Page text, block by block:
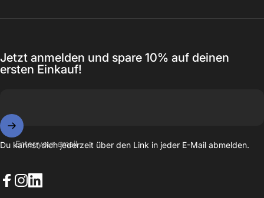
Jetzt anmelden und spare 10% auf deinen
ersten Einkauf!
Enter your email
Du kannst dich jederzeit über den Link in jeder E-Mail abmelden.